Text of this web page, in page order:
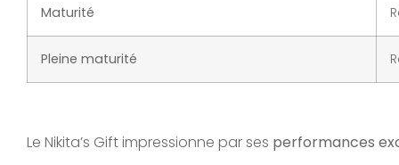
Maturité
Pleine maturité
Le Nikita’s Gift impressionne par ses performances